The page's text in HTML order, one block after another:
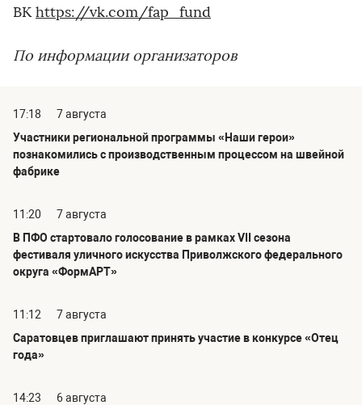
ВКhttps://vk.com/fap_fund
По информации организаторов
17:18
7 августа
Участники региональной программы «Наши герои»
познакомились с производственным процессом на швейной
фабрике
11:20
7 августа
В ПФО стартовало голосование в рамках VII сезона
фестиваля уличного искусства Приволжского федерального
округа «ФормАРТ»
11:12
7 августа
Саратовцев приглашают принять участие в конкурсе «Отец
года»
14:23
6 августа